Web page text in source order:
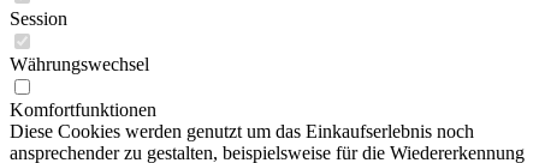
Session
Währungswechsel
Komfortfunktionen
Diese Cookies werden genutzt um das Einkaufserlebnis noch
ansprechender zu gestalten, beispielsweise für die Wiedererkennung